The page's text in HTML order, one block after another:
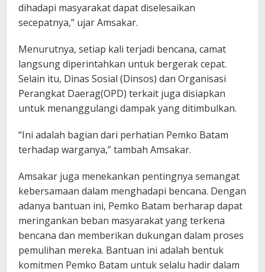
dihadapi masyarakat dapat diselesaikan
secepatnya,” ujar Amsakar.
Menurutnya, setiap kali terjadi bencana, camat
langsung diperintahkan untuk bergerak cepat.
Selain itu, Dinas Sosial (Dinsos) dan Organisasi
Perangkat Daerag(OPD) terkait juga disiapkan
untuk menanggulangi dampak yang ditimbulkan.
“Ini adalah bagian dari perhatian Pemko Batam
terhadap warganya,” tambah Amsakar.
Amsakar juga menekankan pentingnya semangat
kebersamaan dalam menghadapi bencana. Dengan
adanya bantuan ini, Pemko Batam berharap dapat
meringankan beban masyarakat yang terkena
bencana dan memberikan dukungan dalam proses
pemulihan mereka. Bantuan ini adalah bentuk
komitmen Pemko Batam untuk selalu hadir dalam